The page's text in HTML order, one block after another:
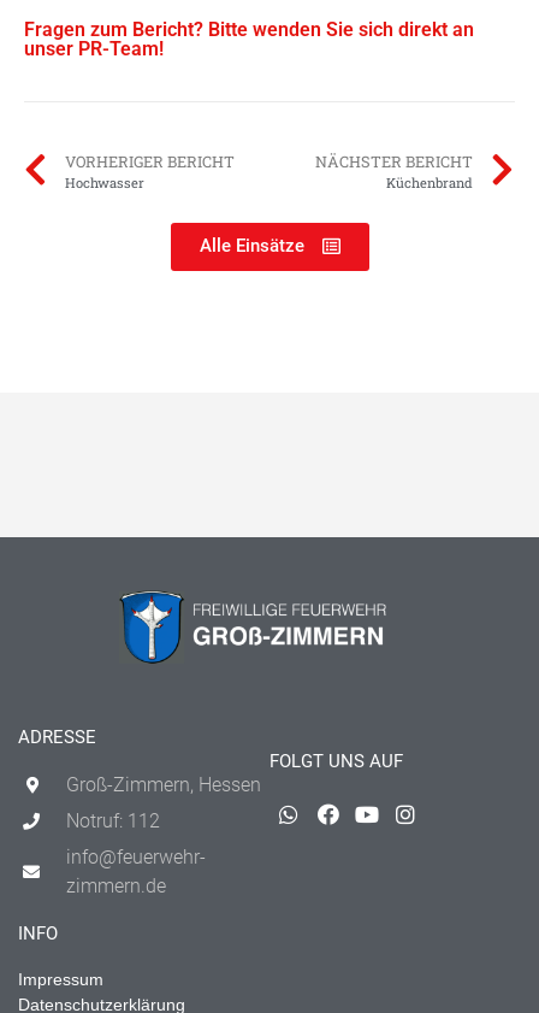
Fragen zum Bericht? Bitte wenden Sie sich direkt an
unser PR-Team!
VORHERIGER BERICHT
Hochwasser
NÄCHSTER BERICHT
Küchenbrand
Alle Einsätze
ADRESSE
Groß-Zimmern, Hessen
Notruf: 112
info@feuerwehr-
zimmern.de
FOLGT UNS AUF
INFO
Impressum
Datenschutzerklärung